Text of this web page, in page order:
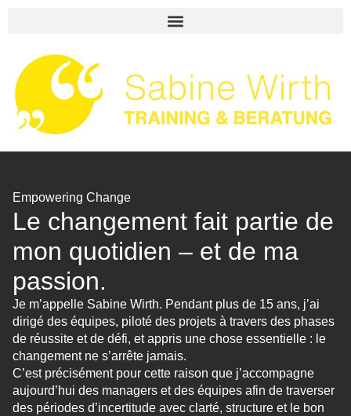
Empowering Change
Le changement fait partie de
mon quotidien – et de ma
passion.
Je m’appelle Sabine Wirth. Pendant plus de 15 ans, j’ai
dirigé des équipes, piloté des projets à travers des phases
de réussite et de défi, et appris une chose essentielle : le
changement ne s’arrête jamais.
C’est précisément pour cette raison que j’accompagne
aujourd’hui des managers et des équipes afin de traverser
des périodes d’incertitude avec clarté, structure et le bon